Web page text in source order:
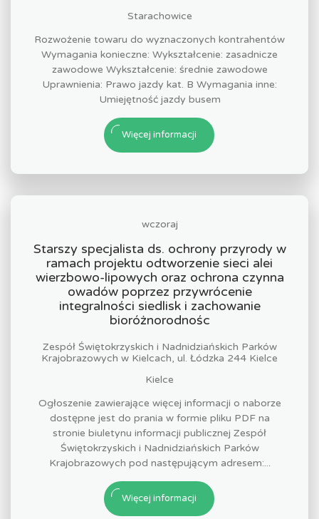
Starachowice
Rozwożenie towaru do wyznaczonych kontrahentów
Wymagania konieczne: Wykształcenie: zasadnicze
zawodowe Wykształcenie: średnie zawodowe
Uprawnienia: Prawo jazdy kat. B Wymagania inne:
Umiejętność jazdy busem
Więcej informacji
wczoraj
Starszy specjalista ds. ochrony przyrody w
ramach projektu odtworzenie sieci alei
wierzbowo-lipowych oraz ochrona czynna
owadów poprzez przywrócenie
integralności siedlisk i zachowanie
bioróżnorodnośc
Zespół Świętokrzyskich i Nadnidziańskich Parków
Krajobrazowych w Kielcach, ul. Łódzka 244 Kielce
Kielce
Ogłoszenie zawierające więcej informacji o naborze
dostępne jest do prania w formie pliku PDF na
stronie biuletynu informacji publicznej Zespół
Świętokrzyskich i Nadnidziańskich Parków
Krajobrazowych pod następującym adresem:...
Więcej informacji